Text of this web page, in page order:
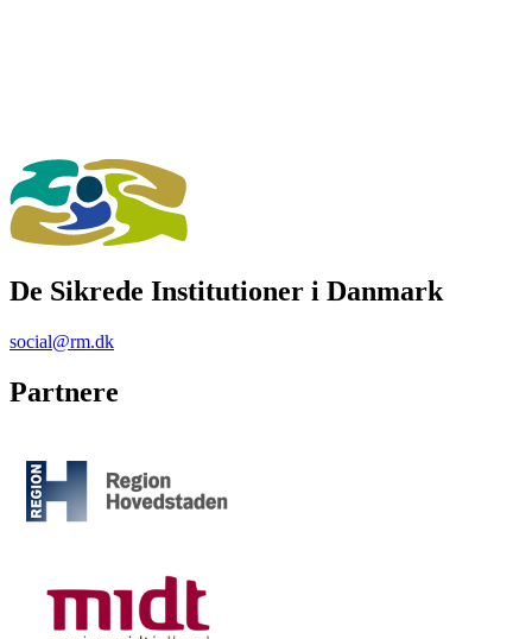
De Sikrede Institutioner i Danmark
social@rm.dk
Partnere